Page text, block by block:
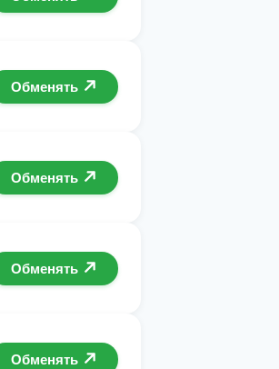
Обменять
Обменять
Обменять
Обменять